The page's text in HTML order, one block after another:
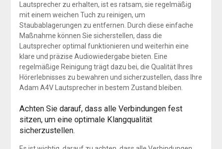
Lautsprecher zu erhalten, ist es ratsam, sie regelmäßig
mit einem weichen Tuch zu reinigen, um
Staubablagerungen zu entfernen. Durch diese einfache
Maßnahme können Sie sicherstellen, dass die
Lautsprecher optimal funktionieren und weiterhin eine
klare und präzise Audiowiedergabe bieten. Eine
regelmäßige Reinigung trägt dazu bei, die Qualität Ihres
Hörerlebnisses zu bewahren und sicherzustellen, dass Ihre
Adam A4V Lautsprecher in bestem Zustand bleiben.
Achten Sie darauf, dass alle Verbindungen fest
sitzen, um eine optimale Klangqualität
sicherzustellen.